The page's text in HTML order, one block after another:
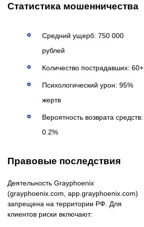
Статистика мошенничества
Средний ущерб: 750 000
рублей
Количество пострадавших: 60+
Психологический урон: 95%
жертв
Вероятность возврата средств:
0.2%
Правовые последствия
Деятельность Grayphoenix
(grayphoenix.com, app.grayphoenix.com)
запрещена на территории РФ. Для
клиентов риски включают: